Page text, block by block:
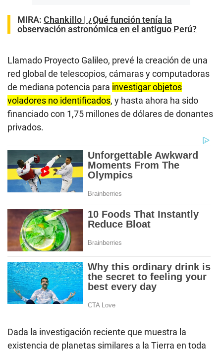
MIRA: Chankillo | ¿Qué función tenía la
observación astronómica en el antiguo Perú?
Llamado Proyecto Galileo, prevé la creación de una
red global de telescopios, cámaras y computadoras
de mediana potencia para investigar objetos
voladores no identificados, y hasta ahora ha sido
financiado con 1,75 millones de dólares de donantes
privados.
Dada la investigación reciente que muestra la
existencia de planetas similares a la Tierra en toda